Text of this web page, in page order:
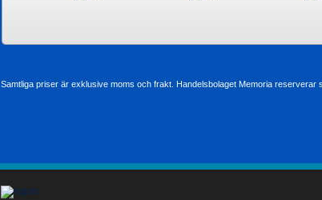
Samtliga priser är exklusive moms och frakt. Handelsbolaget Memoria reserverar